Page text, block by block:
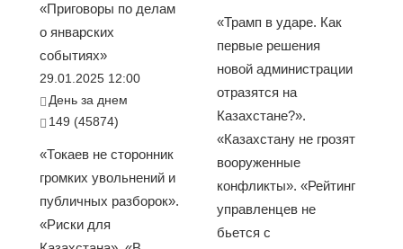
«Приговоры по делам
о январских
событиях»
29.01.2025 12:00
День за днем
149 (45874)
«Токаев не сторонник
громких увольнений и
публичных разборок».
«Риски для
«Трамп в ударе. Как
первые решения
новой администрации
отразятся на
Казахстане?».
«Казахстану не грозят
вооруженные
конфликты». «Рейтинг
управленцев не
бьется с